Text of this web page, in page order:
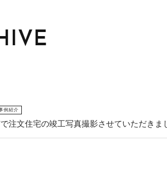
例紹介
注文住宅の竣工写真撮影させていただきま